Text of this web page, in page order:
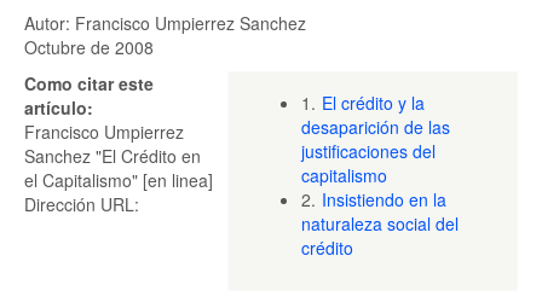
Autor: Francisco Umpierrez Sanchez
Octubre de 2008
1. El crédito y la
desaparición de las
justificaciones del
capitalismo
2. Insistiendo en la
naturaleza social del
crédito
Como citar este
artículo:
Francisco Umpierrez
Sanchez "El Crédito en
el Capitalismo" [en linea]
Dirección URL: